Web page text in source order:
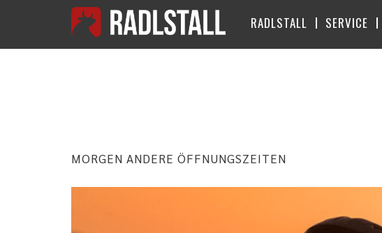
RADLSTALL SERVICE
MORGEN ANDERE ÖFFNUNGSZEITEN